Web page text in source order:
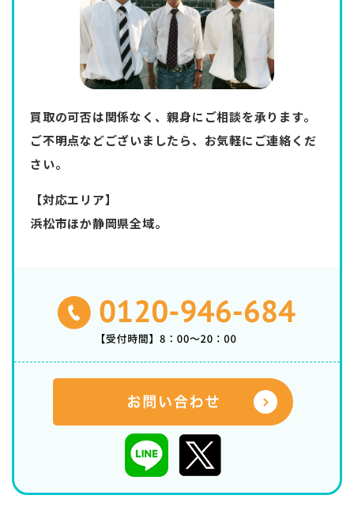
買取の可否は関係なく、親身にご相談を承ります。
ご不明点などございましたら、お気軽にご連絡くだ
さい。
【対応エリア】
浜松市ほか静岡県全域。